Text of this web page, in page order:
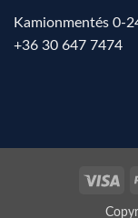
Kamionmentés 0-
+36 30 647 7474